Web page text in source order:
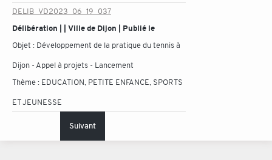
DELIB_VD2023_06_19_037
Délibération | | Ville de Dijon | Publié le
Objet : Développement de la pratique du tennis à
Dijon - Appel à projets - Lancement
Thème : EDUCATION, PETITE ENFANCE, SPORTS
ET JEUNESSE
Suivant